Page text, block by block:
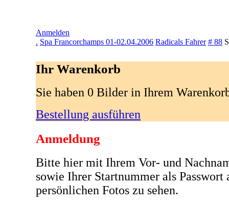
Anmelden
. Spa Francorchamps 01-02.04.2006 Radicals Fahrer # 88
Ihr Warenkorb
Sie haben 0 Bilder in Ihrem
Bestellung ausführen
Anmeldung
Bitte hier mit Ihrem Vor- und
sowie Ihrer Startnummer als Passwort
persönlichen Fotos zu sehen.